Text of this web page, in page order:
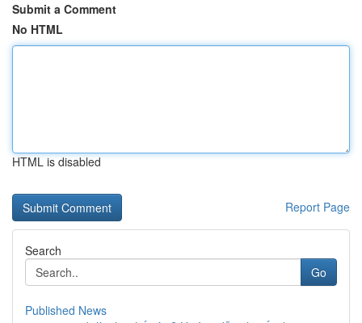
Submit a Comment
No HTML
HTML is disabled
Report Page
Search
Go
Published News